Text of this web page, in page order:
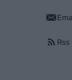
Rss